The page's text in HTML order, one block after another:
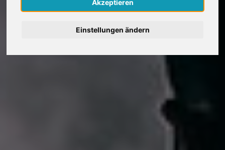
Akzeptieren
Einstellungen ändern